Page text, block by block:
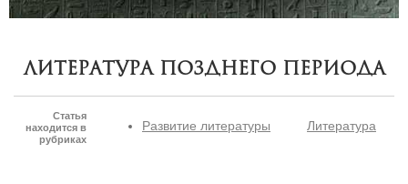
Литература Позднего периода
Статья
находится в
рубриках
Литература
Развитие литературы